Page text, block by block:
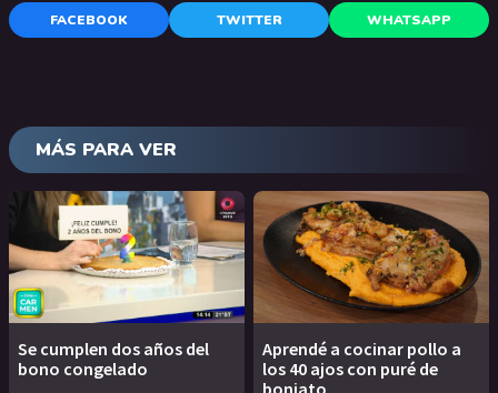
FACEBOOK TWITTER WHATSAPP
MÁS PARA VER
Se cumplen dos años del
bono congelado
Aprendé a cocinar pollo a
los 40 ajos con puré de